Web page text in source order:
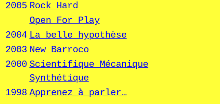
2005 Rock Hard
Open For Play
2004 La belle hypothèse
2003 New Barroco
2000 Scientifique Mécanique
Synthétique
1998 Apprenez à parler…